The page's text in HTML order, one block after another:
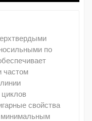
по
частом
циклов
свойства
минимальным